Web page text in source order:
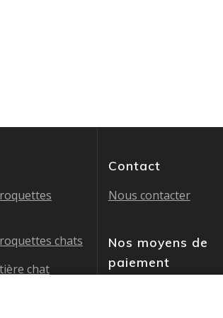
chats
chat
Contact
Nous contacter
Nos moyens de
paiement